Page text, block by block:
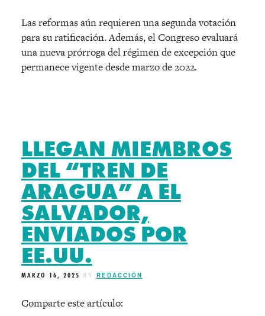
Las reformas aún requieren una segunda votación
para su ratificación. Además, el Congreso evaluará
una nueva prórroga del régimen de excepción que
permanece vigente desde marzo de 2022.
LLEGAN MIEMBROS
DEL “TREN DE
ARAGUA” A EL
SALVADOR,
ENVIADOS POR
EE.UU.
MARZO 16, 2025 BY REDACCIÓN
Comparte este artículo: